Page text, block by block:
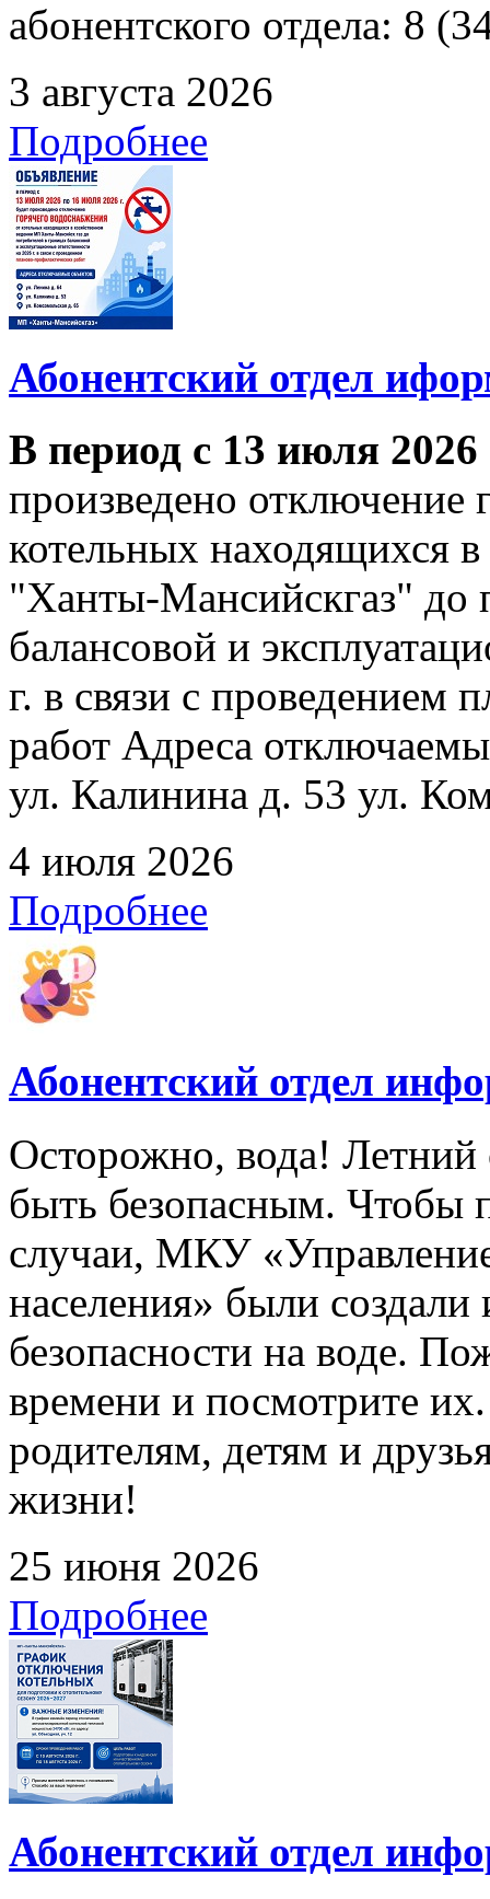
абонентского отдела: 8
3 августа 2026
Подробнее
Абонентский отдел
В период с 13 июля
произведено отключение
котельных находящихся
"Ханты-Мансийскгаз" до
балансовой и
г. в связи с проведением
работ Адреса
ул. Калинина д. 53 ул.
4 июля 2026
Подробнее
Абонентский отдел
Осторожно, вода! Летний
быть безопасным. Чтобы
случаи, МКУ
населения» были
безопасности на воде.
времени и посмотрите
родителям, детям и
жизни!
25 июня 2026
Подробнее
Абонентский отдел